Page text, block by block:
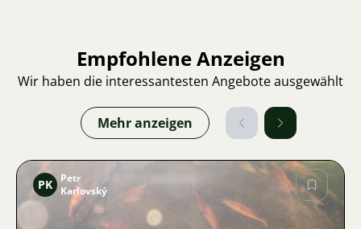
Empfohlene Anzeigen
Wir haben die interessantesten Angebote ausgewählt
Mehr anzeigen
PK
Petr
Karlovský